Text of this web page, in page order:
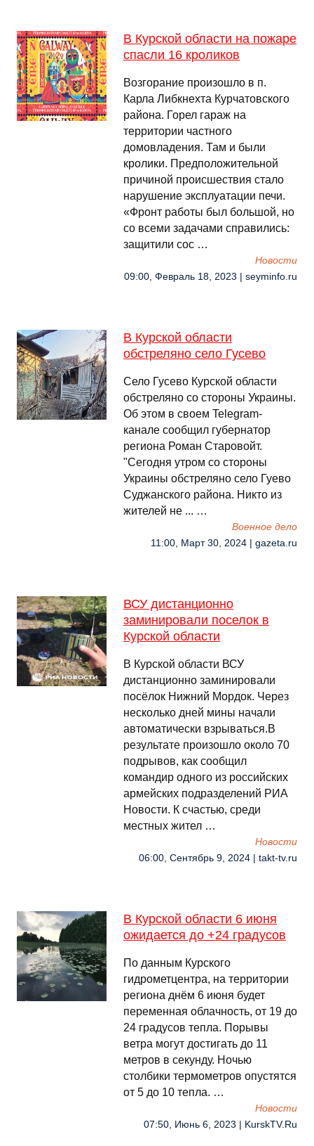
В Курской области на пожаре
спасли 16 кроликов
Возгорание произошло в п.
Карла Либкнехта Курчатовского
района. Горел гараж на
территории частного
домовладения. Там и были
кролики. Предположительной
причиной происшествия стало
нарушение эксплуатации печи.
«Фронт работы был большой, но
со всеми задачами справились:
защитили сос …
Новости
09:00, Февраль 18, 2023 | seyminfo.ru
В Курской области
обстреляно село Гусево
Село Гусево Курской области
обстреляно со стороны Украины.
Об этом в своем Telegram-
канале сообщил губернатор
региона Роман Старовойт.
"Сегодня утром со стороны
Украины обстреляно село Гуево
Суджанского района. Никто из
жителей не ... …
Военное дело
11:00, Март 30, 2024 | gazeta.ru
ВСУ дистанционно
заминировали поселок в
Курской области
В Курской области ВСУ
дистанционно заминировали
посёлок Нижний Мордок. Через
несколько дней мины начали
автоматически взрываться.В
результате произошло около 70
подрывов, как сообщил
командир одного из российских
армейских подразделений РИА
Новости. К счастью, среди
местных жител …
Новости
06:00, Сентябрь 9, 2024 | takt-tv.ru
В Курской области 6 июня
ожидается до +24 градусов
По данным Курского
гидрометцентра, на территории
региона днём 6 июня будет
переменная облачность, от 19 до
24 градусов тепла. Порывы
ветра могут достигать до 11
метров в секунду. Ночью
столбики термометров опустятся
от 5 до 10 тепла. …
Новости
07:50, Июнь 6, 2023 | KurskTV.Ru